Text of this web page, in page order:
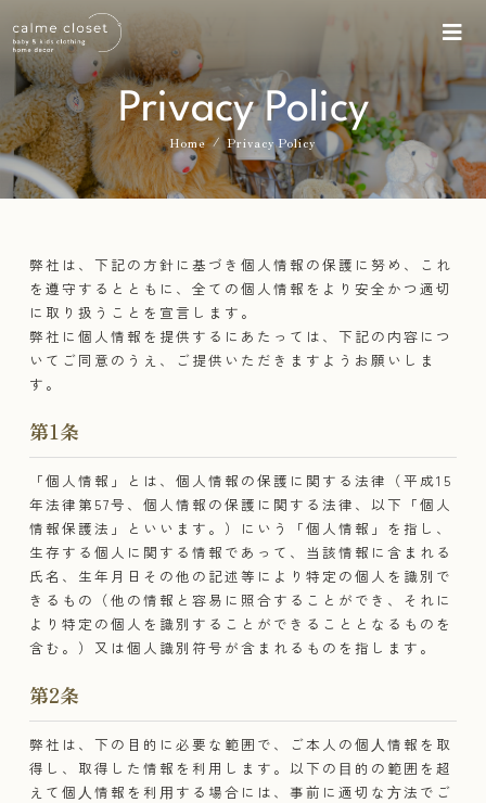
Privacy Policy
Home / Privacy Policy
弊社は、下記の方針に基づき個人情報の保護に努め、これ
を遵守するとともに、全ての個人情報をより安全かつ適切
に取り扱うことを宣言します。
弊社に個人情報を提供するにあたっては、下記の内容につ
いてご同意のうえ、ご提供いただきますようお願いしま
す。
第1条
「個人情報」とは、個人情報の保護に関する法律（平成15
年法律第57号、個人情報の保護に関する法律、以下「個人
情報保護法」といいます。）にいう「個人情報」を指し、
生存する個人に関する情報であって、当該情報に含まれる
氏名、生年月日その他の記述等により特定の個人を識別で
きるもの（他の情報と容易に照合することができ、それに
より特定の個人を識別することができることとなるものを
含む。）又は個人識別符号が含まれるものを指します。
第2条
弊社は、下の目的に必要な範囲で、ご本人の個⼈情報を取
得し、取得した情報を利用します。以下の⽬的の範囲を超
えて個⼈情報を利⽤する場合には、事前に適切な⽅法でご